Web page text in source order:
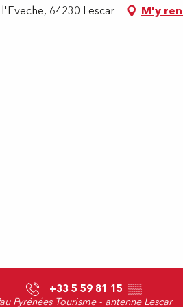
64230 Lescar M'y
+33 5 59 81 15 ▒▒
Pyrénées Tourisme - antenne Lescar